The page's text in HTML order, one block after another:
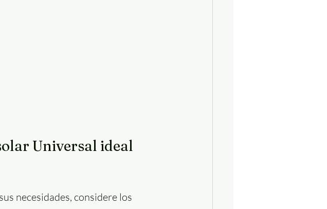
Universal ideal
necesidades, considere los